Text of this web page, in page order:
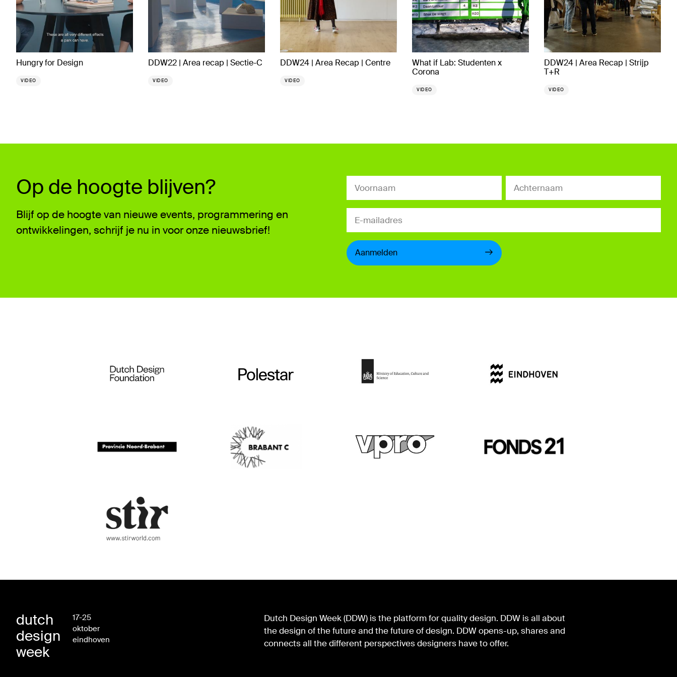
Hungry for Design
VIDEO
DDW22 | Area recap | Sectie-C
VIDEO
DDW24 | Area Recap | Centre
VIDEO
What if Lab: Studenten x
Corona
VIDEO
DDW24 | Area Recap | Strijp
T+R
VIDEO
Op de hoogte blijven?
Blijf op de hoogte van nieuwe events, programmering en
ontwikkelingen, schrijf je nu in voor onze nieuwsbrief!
Aanmelden
dutch
design
week
17-25
oktober
eindhoven
Dutch Design Week (DDW) is the platform for quality design. DDW is all about
the design of the future and the future of design. DDW opens-up, shares and
connects all the different perspectives designers have to offer.